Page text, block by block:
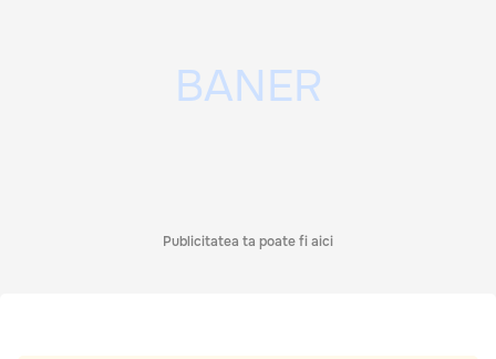
Publicitatea ta poate fi aici